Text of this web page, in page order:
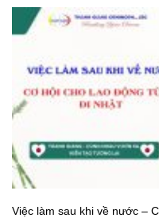
Việc làm sau khi về nước –